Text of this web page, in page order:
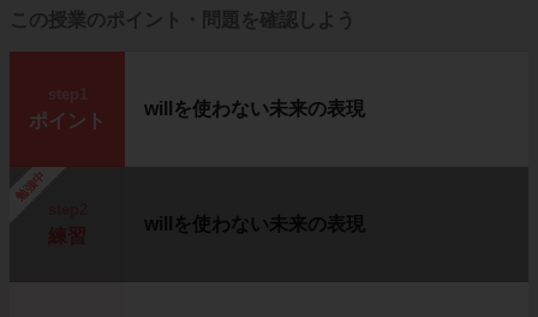
この授業のポイント・問題を確認しよう
ポイント
willを使わない未来の表現
勉強中
willを使わない未来の表現